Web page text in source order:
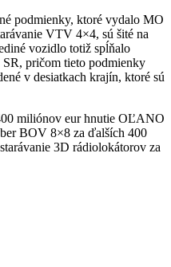
podmienky, ktoré vydalo MO
VTV 4×4, sú šité na
vozidlo totiž spĺňalo
SR, pričom tieto podmienky
v desiatkach krajín, ktoré sú
miliónov eur hnutie OĽANO
BOV 8×8 za ďalších 400
3D rádiolokátorov za